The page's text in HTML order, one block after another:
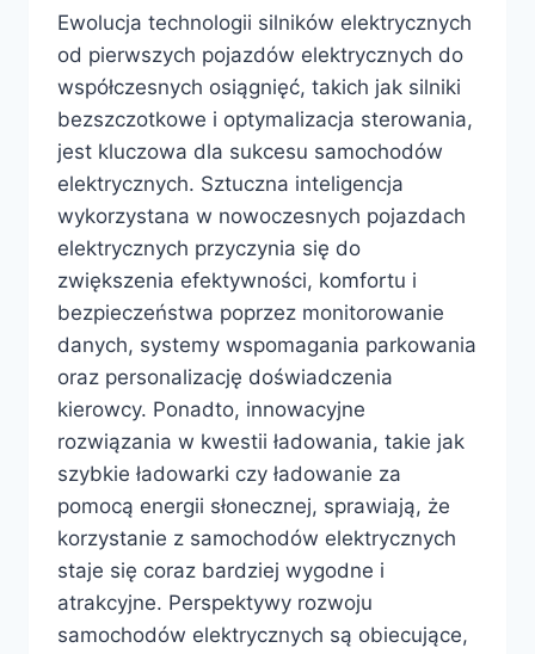
Ewolucja technologii silników elektrycznych
od pierwszych pojazdów elektrycznych do
współczesnych osiągnięć, takich jak silniki
bezszczotkowe i optymalizacja sterowania,
jest kluczowa dla sukcesu samochodów
elektrycznych. Sztuczna inteligencja
wykorzystana w nowoczesnych pojazdach
elektrycznych przyczynia się do
zwiększenia efektywności, komfortu i
bezpieczeństwa poprzez monitorowanie
danych, systemy wspomagania parkowania
oraz personalizację doświadczenia
kierowcy. Ponadto, innowacyjne
rozwiązania w kwestii ładowania, takie jak
szybkie ładowarki czy ładowanie za
pomocą energii słonecznej, sprawiają, że
korzystanie z samochodów elektrycznych
staje się coraz bardziej wygodne i
atrakcyjne. Perspektywy rozwoju
samochodów elektrycznych są obiecujące,